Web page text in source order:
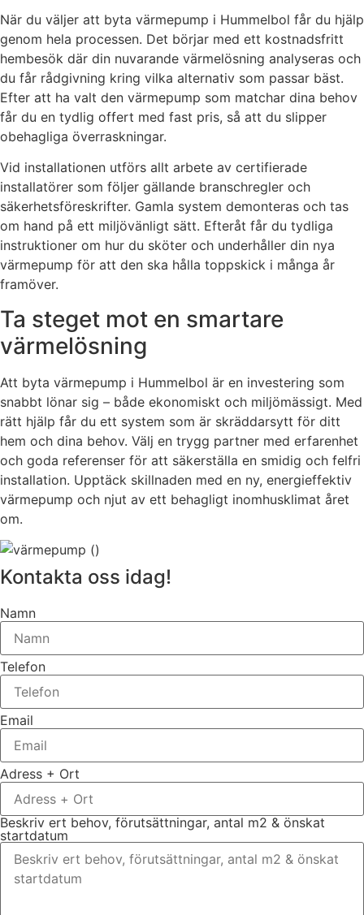
När du väljer att byta värmepump i Hummelbol får du hjälp
genom hela processen. Det börjar med ett kostnadsfritt
hembesök där din nuvarande värmelösning analyseras och
du får rådgivning kring vilka alternativ som passar bäst.
Efter att ha valt den värmepump som matchar dina behov
får du en tydlig offert med fast pris, så att du slipper
obehagliga överraskningar.
Vid installationen utförs allt arbete av certifierade
installatörer som följer gällande branschregler och
säkerhetsföreskrifter. Gamla system demonteras och tas
om hand på ett miljövänligt sätt. Efteråt får du tydliga
instruktioner om hur du sköter och underhåller din nya
värmepump för att den ska hålla toppskick i många år
framöver.
Ta steget mot en smartare
värmelösning
Att byta värmepump i Hummelbol är en investering som
snabbt lönar sig – både ekonomiskt och miljömässigt. Med
rätt hjälp får du ett system som är skräddarsytt för ditt
hem och dina behov. Välj en trygg partner med erfarenhet
och goda referenser för att säkerställa en smidig och felfri
installation. Upptäck skillnaden med en ny, energieffektiv
värmepump och njut av ett behagligt inomhusklimat året
om.
Kontakta oss idag!
Namn
Telefon
Email
Adress + Ort
Beskriv ert behov, förutsättningar, antal m2 & önskat
startdatum